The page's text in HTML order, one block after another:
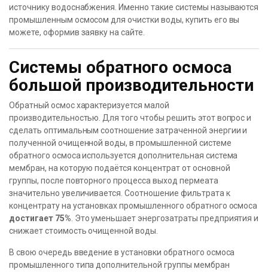
источнику водоснабжения. Именно такие системы называются
промышленным осмосом для очистки воды, купить его вы
можете, оформив заявку на сайте.
Системы обратного осмоса
большой производительности
Обратный осмос характеризуется малой
производительностью. Для того чтобы решить этот вопрос и
сделать оптимальным соотношение затраченной энергии и
полученной очищенной воды, в промышленной системе
обратного осмоса используется дополнительная система
мембран, на которую подаётся концентрат от основной
группы, после повторного процесса выход пермеата
значительно увеличивается. Соотношение фильтрата к
концентрату на установках промышленного обратного осмоса
достигает 75% . Это уменьшает энергозатраты предприятия и
снижает стоимость очищенной воды.
В свою очередь введение в установки обратного осмоса
промышленного типа дополнительной группы мембран